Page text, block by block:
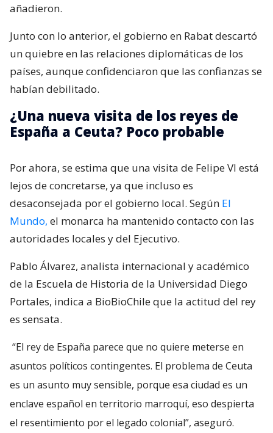
añadieron.
Junto con lo anterior, el gobierno en Rabat descartó
un quiebre en las relaciones diplomáticas de los
países, aunque confidenciaron que las confianzas se
habían debilitado.
¿Una nueva visita de los reyes de
España a Ceuta? Poco probable
Por ahora, se estima que una visita de Felipe VI está
lejos de concretarse, ya que incluso es
desaconsejada por el gobierno local. Según El
Mundo, el monarca ha mantenido contacto con las
autoridades locales y del Ejecutivo.
Pablo Álvarez, analista internacional y académico
de la Escuela de Historia de la Universidad Diego
Portales, indica a BioBioChile que la actitud del rey
es sensata.
“El rey de España parece que no quiere meterse en
asuntos políticos contingentes. El problema de Ceuta
es un asunto muy sensible, porque esa ciudad es un
enclave español en territorio marroquí, eso despierta
el resentimiento por el legado colonial”, aseguró.